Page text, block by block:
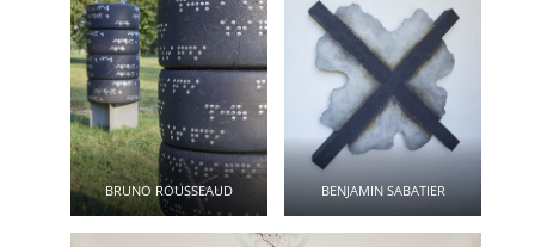
BRUNO ROUSSEAUD BENJAMIN SABATIER